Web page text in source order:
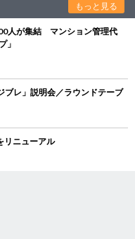
もっと見る
人が集結 マンション管理代
」
レ」説明会／ラウンドテーブ
リニューアル